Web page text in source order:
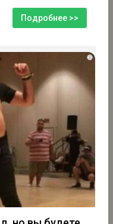
Подробнее >>
i